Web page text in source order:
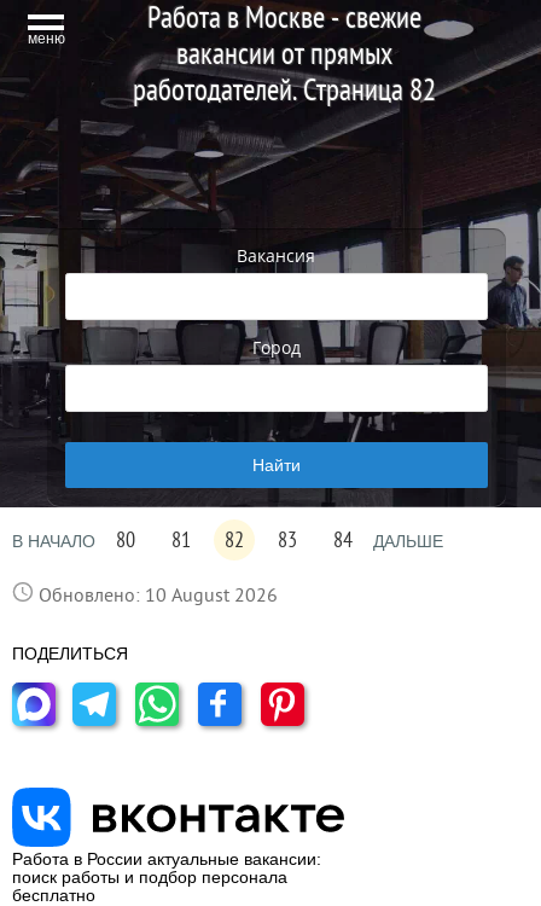
меню
Работа в Москве - свежие
вакансии от прямых
работодателей. Страница 82
Вакансия
Город
В НАЧАЛО 80 81 82 83 84 ДАЛЬШЕ
Обновлено: 10 August 2026
ПОДЕЛИТЬСЯ
Работа в России актуальные вакансии:
поиск работы и подбор персонала
бесплатно